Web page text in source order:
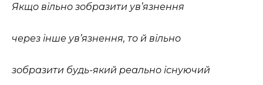
Якщо вільно зобразити ув’язнення
через інше ув’язнення, то й вільно
зобразити будь-який реально існуючий